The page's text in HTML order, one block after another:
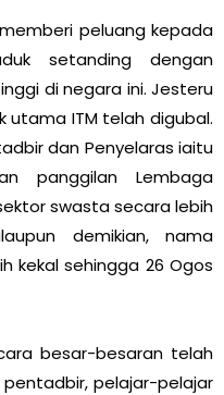
peluang kepada
setanding dengan
di negara ini. Jesteru
utama ITM telah digubal.
dan Penyelaras iaitu
panggilan Lembaga
swasta secara lebih
demikian, nama
kekal sehingga 26 Ogos
besar-besaran telah
pelajar-pelajar